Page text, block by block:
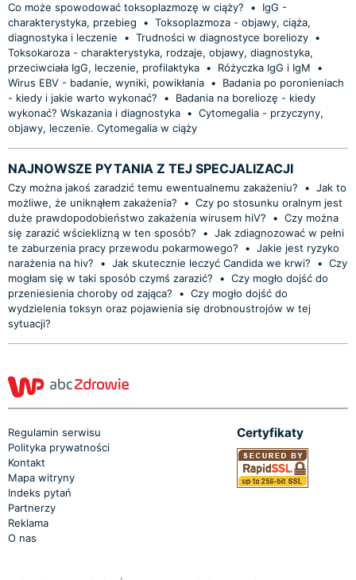
Co może spowodować toksoplazmozę w ciąży? •
IgG -
charakterystyka, przebieg
• Toksoplazmoza - objawy, ciąża,
diagnostyka i leczenie
• Trudności w diagnostyce boreliozy •
Toksokaroza - charakterystyka, rodzaje, objawy, diagnostyka,
przeciwciała IgG, leczenie, profilaktyka • Różyczka IgG i IgM
•
Wirus EBV - badanie, wyniki, powikłania •
Badania po poronieniach
- kiedy i jakie warto wykonać?
•
Badania na boreliozę - kiedy
wykonać? Wskazania i diagnostyka • Cytomegalia - przyczyny,
objawy, leczenie. Cytomegalia w ciąży
NAJNOWSZE PYTANIA Z TEJ SPECJALIZACJI
Czy można jakoś zaradzić temu ewentualnemu zakażeniu? • Jak to
możliwe, że uniknąłem zakażenia?
• Czy po stosunku oralnym jest
duże prawdopodobieństwo zakażenia wirusem hiV?
• Czy można
się zarazić wścieklizną w ten sposób?
• Jak zdiagnozować w pełni
te zaburzenia pracy przewodu pokarmowego?
• Jakie jest ryzyko
narażenia na hiv?
• Jak skutecznie leczyć Candida we krwi? • Czy
mogłam się w taki sposób czymś zarazić?
• Czy mogło dojść do
przeniesienia choroby od zająca?
• Czy mogło dojść do
wydzielenia toksyn oraz pojawienia się drobnoustrojów w tej
sytuacji?
Regulamin serwisu
Polityka prywatności
Kontakt
Mapa witryny
Indeks pytań
Partnerzy
Reklama
O nas
Certyfikaty